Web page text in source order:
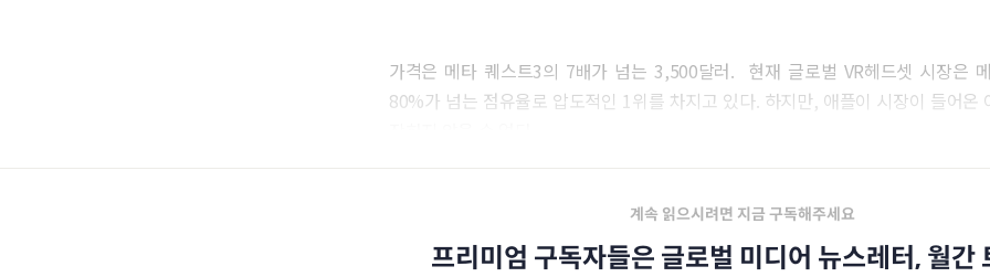
가격은 메타 퀘스트3의 7배가 넘는 3,500달러. 현재 글로벌 VR헤드셋 시장은
80%가 넘는 점유율로 압도적인 1위를 차지고 있다. 하지만, 애플이 시장이 들어온
계속 읽으시려면 지금 구독해주세요
프리미엄 구독자들은 글로벌 미디어 뉴스레터, 월간